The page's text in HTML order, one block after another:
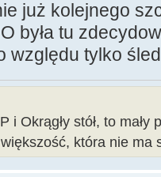
już kolejnego
była tu
względu tylko
i Okrągły stół, to
która nie ma